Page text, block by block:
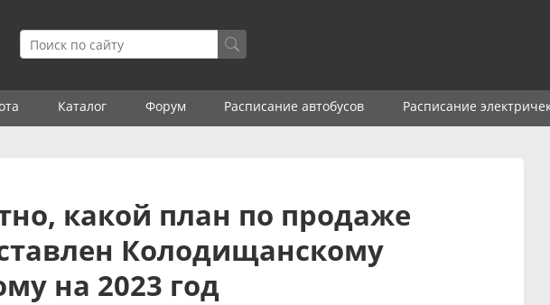
Каталог Форум Расписание автобусов Расписание
какой план по продаже
Колодищанскому
на 2023 год